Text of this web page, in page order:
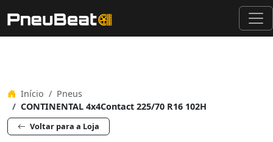
Início
Pneus
CONTINENTAL 4x4Contact 225/70 R16 102H
Voltar para a Loja